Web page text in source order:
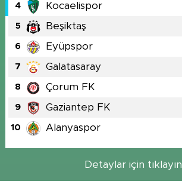
4 Kocaelispor
5 Beşiktaş
6 Eyüpspor
7 Galatasaray
8 Çorum FK
9 Gaziantep FK
10 Alanyaspor
Detaylar için tıklayın